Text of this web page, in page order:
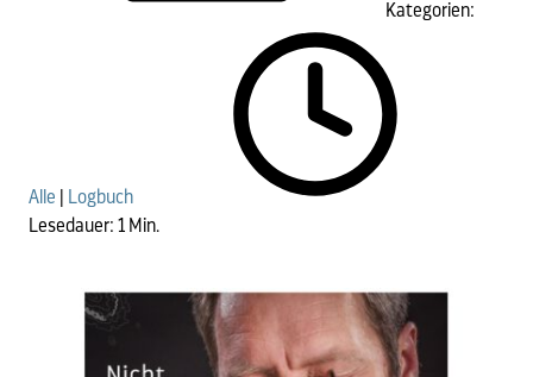
Kategorien:
Alle
Logbuch
Lesedauer: 1 Min.